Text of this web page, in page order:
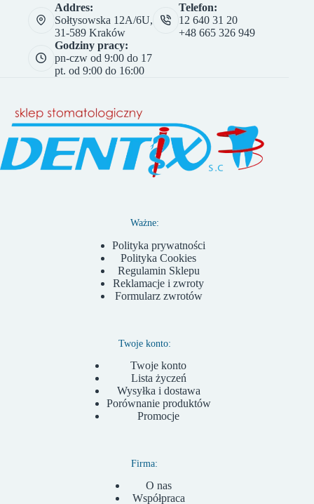
Addres:
Sołtysowska 12A/6U,
31-589 Kraków
Telefon:
12 640 31 20
+48 665 326 949
Godziny pracy:
pn-czw od 9:00 do 17
pt. od 9:00 do 16:00
Ważne:
Polityka prywatności
Polityka Cookies
Regulamin Sklepu
Reklamacje i zwroty
Formularz zwrotów
Twoje konto:
Twoje konto
Lista życzeń
Wysyłka i dostawa
Porównanie produktów
Promocje
Firma:
O nas
Współpraca